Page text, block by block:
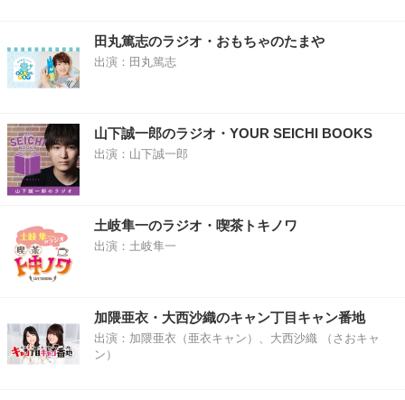
田丸篤志のラジオ・おもちゃのたまや
出演：田丸篤志
山下誠一郎のラジオ・YOUR SEICHI BOOKS
出演：山下誠一郎
土岐隼一のラジオ・喫茶トキノワ
出演：土岐隼一
加隈亜衣・大西沙織のキャン丁目キャン番地
出演：加隈亜衣（亜衣キャン）、大西沙織 （さおキャ
ン）